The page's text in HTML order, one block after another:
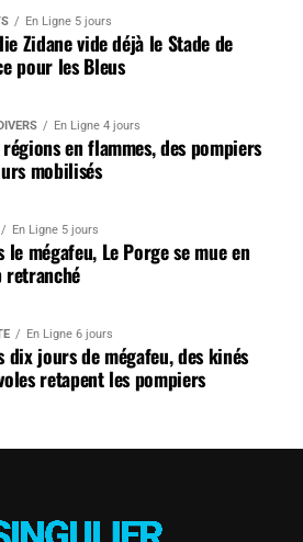
En Ligne 5 jours
Zidane vide déjà le Stade de
pour les Bleus
En Ligne 4 jours
régions en flammes, des pompiers
mobilisés
En Ligne 5 jours
le mégafeu, Le Porge se mue en
retranché
En Ligne 6 jours
dix jours de mégafeu, des kinés
retapent les pompiers